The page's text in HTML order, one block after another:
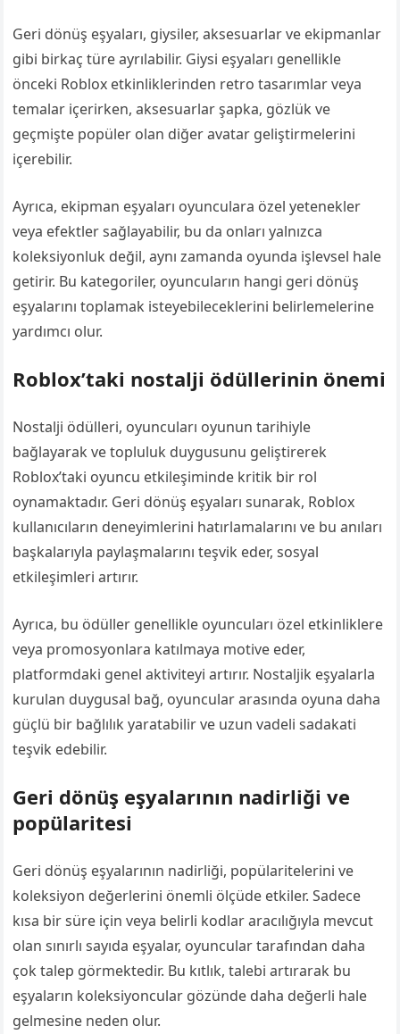
Geri dönüş eşyaları, giysiler, aksesuarlar ve ekipmanlar
gibi birkaç türe ayrılabilir. Giysi eşyaları genellikle
önceki Roblox etkinliklerinden retro tasarımlar veya
temalar içerirken, aksesuarlar şapka, gözlük ve
geçmişte popüler olan diğer avatar geliştirmelerini
içerebilir.
Ayrıca, ekipman eşyaları oyunculara özel yetenekler
veya efektler sağlayabilir, bu da onları yalnızca
koleksiyonluk değil, aynı zamanda oyunda işlevsel hale
getirir. Bu kategoriler, oyuncuların hangi geri dönüş
eşyalarını toplamak isteyebileceklerini belirlemelerine
yardımcı olur.
Roblox’taki nostalji ödüllerinin önemi
Nostalji ödülleri, oyuncuları oyunun tarihiyle
bağlayarak ve topluluk duygusunu geliştirerek
Roblox’taki oyuncu etkileşiminde kritik bir rol
oynamaktadır. Geri dönüş eşyaları sunarak, Roblox
kullanıcıların deneyimlerini hatırlamalarını ve bu anıları
başkalarıyla paylaşmalarını teşvik eder, sosyal
etkileşimleri artırır.
Ayrıca, bu ödüller genellikle oyuncuları özel etkinliklere
veya promosyonlara katılmaya motive eder,
platformdaki genel aktiviteyi artırır. Nostaljik eşyalarla
kurulan duygusal bağ, oyuncular arasında oyuna daha
güçlü bir bağlılık yaratabilir ve uzun vadeli sadakati
teşvik edebilir.
Geri dönüş eşyalarının nadirliği ve
popülaritesi
Geri dönüş eşyalarının nadirliği, popülaritelerini ve
koleksiyon değerlerini önemli ölçüde etkiler. Sadece
kısa bir süre için veya belirli kodlar aracılığıyla mevcut
olan sınırlı sayıda eşyalar, oyuncular tarafından daha
çok talep görmektedir. Bu kıtlık, talebi artırarak bu
eşyaların koleksiyoncular gözünde daha değerli hale
gelmesine neden olur.